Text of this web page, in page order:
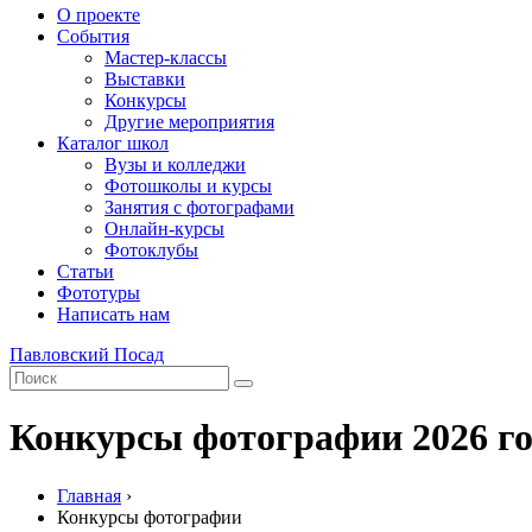
О проекте
События
Мастер-классы
Выставки
Конкурсы
Другие мероприятия
Каталог школ
Вузы и колледжи
Фотошколы и курсы
Занятия с фотографами
Онлайн-курсы
Фотоклубы
Статьи
Фототуры
Написать нам
Павловский Посад
Конкурсы фотографии 2026
Главная ›
Конкурсы фотографии